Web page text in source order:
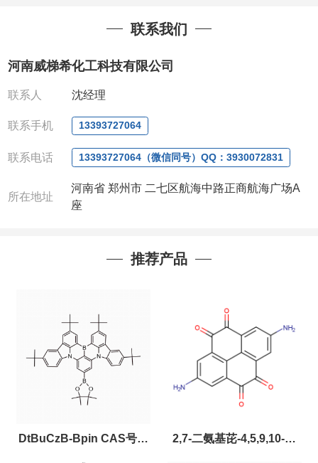
可根据客户需求进行分装
我司对高校及科研单位先发货和
全额退款,并承担所有运费。
:0371-63377391/13393727064
QQ:3930072831
微信 :13393727064
联系人: 沈晓东(欢迎致电
联系我们
河南威梯希化工科技有限公司
联系人 沈经理
联系手机 13393727064
联系电话 13393727064（微信同号）QQ：3930072831
所在地址
河南省 郑州市 二七区航海中路正商航海广场A
座
推荐产品
DtBuCzB-Bpin CAS号： 2,7-二氨基芘-4,5,9,10-四